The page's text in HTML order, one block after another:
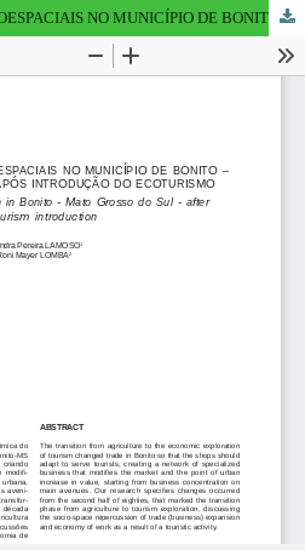
TRANSFORMAÇÕES SOCIOESPACIAIS NO MUNICÍPIO DE BONITO – MATO GROSSO DO SUL APÓS INTRODUÇÃO DO ECOTURISMO